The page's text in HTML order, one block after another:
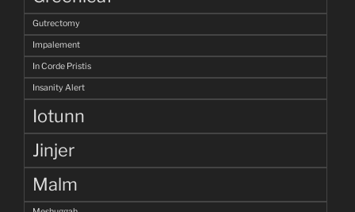
Gutrectomy
Impalement
In Corde Pristis
Insanity Alert
Iotunn
Jinjer
Malm